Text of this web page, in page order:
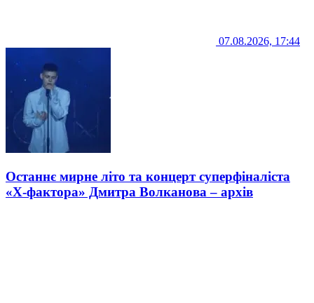
07.08.2026, 17:44
Останнє мирне літо та концерт суперфіналіста
«Х-фактора» Дмитра Волканова – архів